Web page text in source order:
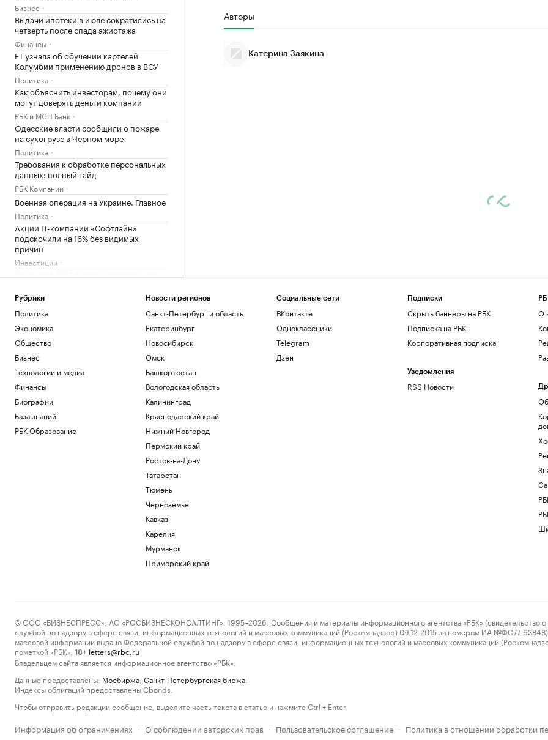
Бизнес
Выдачи ипотеки в июле сократились на
четверть после спада ажиотажа
Финансы
FT узнала об обучении картелей
Колумбии применению дронов в ВСУ
Политика
Как объяснить инвесторам, почему они
могут доверять деньги компании
РБК и МСП Банк
Одесские власти сообщили о пожаре
на сухогрузе в Черном море
Политика
Требования к обработке персональных
данных: полный гайд
РБК Компании
Военная операция на Украине. Главное
Политика
Акции IT-компании «Софтлайн»
подскочили на 16% без видимых
причин
Инвестиции
поверхности
Общество
Как Петербургская биржа влияет на
бизнес и экономику
РБК и Петербургская Биржа
Авторы
Катерина Заякина
Рубрики
Политика
Экономика
Общество
Бизнес
Технологии и медиа
Финансы
Биографии
База знаний
РБК Образование
Новости регионов
Санкт-Петербург и область
Екатеринбург
Новосибирск
Омск
Башкортостан
Вологодская область
Калининград
Краснодарский край
Нижний Новгород
Пермский край
Ростов-на-Дону
Татарстан
Тюмень
Черноземье
Кавказ
Карелия
Мурманск
Приморский край
Социальные сети
ВКонтакте
Одноклассники
Telegram
Дзен
Подписки
Скрыть баннеры на РБК
Подписка на РБК
Корпоративная подписка
Уведомления
RSS Новости
О
© ООО «БИЗНЕСПРЕСС», АО «РОСБИЗНЕСКОНСАЛТИНГ», 1995–2026. Сообщения и материалы информационного агентства «РБК» (свидетельство о
службой по надзору в сфере связи, информационных технологий и массовых коммуникаций (Роскомнадзор) 09.12.2015 за номером ИА №ФС77-63848)
массовой информации выдано Федеральной службой по надзору в сфере связи, информационных технологий и массовых коммуникаций
пометкой «РБК».
18+ letters@rbc.ru
Владельцем сайта является информационное агентство «РБК».
Данные предоставлены: Мосбиржа Санкт-Петербургская биржа
Индексы облигаций предоставлены Cbonds.
Чтобы отправить редакции сообщение, выделите часть текста в статье и нажмите Ctrl + Enter
Информация об ограничениях · О соблюдении авторских прав · Пользовательское соглашение · Политика в отношении обработки